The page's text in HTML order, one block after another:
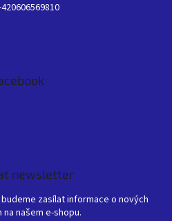
newsletter
zasílat informace o nových
našem e-shopu.